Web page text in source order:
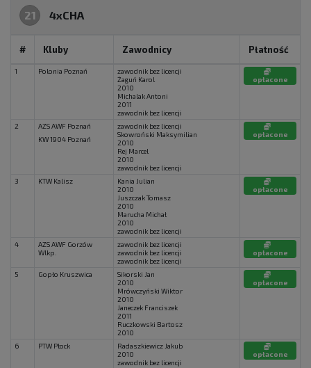
21 4xCHA
# Kluby Zawodnicy Płatność
1 Polonia Poznań
zawodnik bez licencji
Żaguń Karol
2010
Michalak Antoni
2011
zawodnik bez licencji
opłacone
2
AZS AWF Poznań
KW 1904 Poznań
zawodnik bez licencji
Skowroński Maksymilian
2010
Rej Marcel
2010
zawodnik bez licencji
opłacone
3 KTW Kalisz
Kania Julian
2010
Juszczak Tomasz
2010
Marucha Michał
2010
zawodnik bez licencji
opłacone
4
AZS AWF Gorzów
Wlkp.
zawodnik bez licencji
zawodnik bez licencji
zawodnik bez licencji
opłacone
5 Gopło Kruszwica
Sikorski Jan
2010
Mrówczyński Wiktor
2010
Janeczek Franciszek
2011
Ruczkowski Bartosz
2010
opłacone
6 PTW Płock
Radaszkiewicz Jakub
2010
zawodnik bez licencji
opłacone